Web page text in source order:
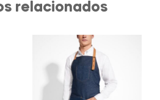
relacionados